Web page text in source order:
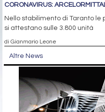
CORONAVIRUS:
Nello stabilimento di Taranto
si attestano sulle 3.800 unità
di Gianmario Leone
Altre News